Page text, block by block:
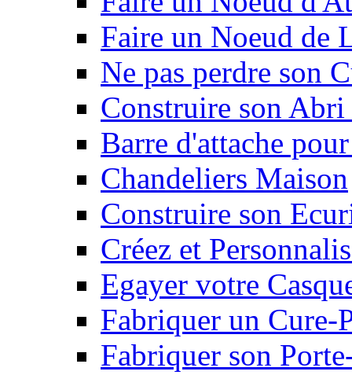
Faire un Noeud de
Ne pas perdre son
Construire son
Barre d'attache
Chandeliers Maison
Construire son
Créez et
Egayer votre
Fabriquer un Cure-
Fabriquer son